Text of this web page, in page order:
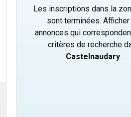
Les inscriptions dans la
sont terminées.
annonces qui
critères de recherche
Castelnaudary .